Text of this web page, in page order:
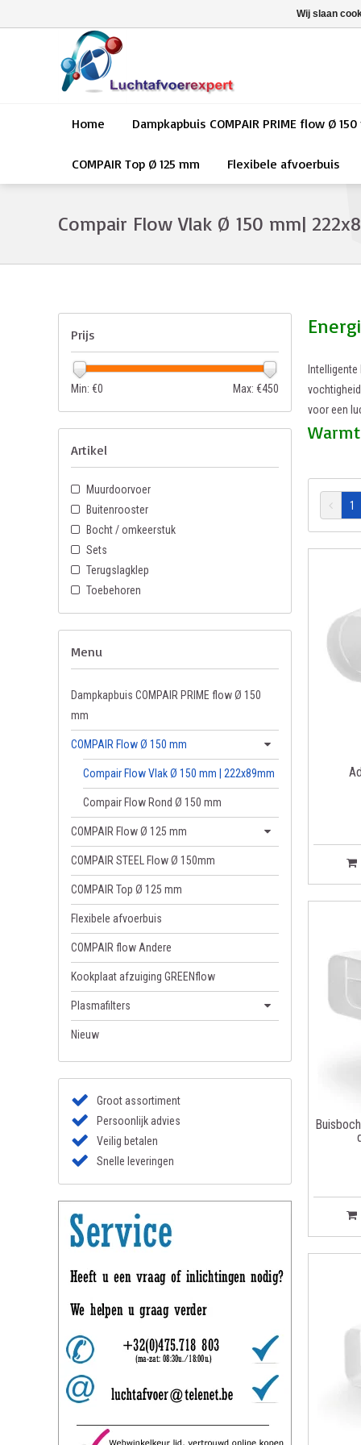
Home Dampkapbuis COMPAIR PRIME flow Ø
COMPAIR Top Ø 125 mm Flexibele afvoerbuis
Compair Flow Vlak Ø 150 mm|
voor een
niet wordt
gevolg van
geen
1
Prijs
Min: €0 Max: €450
Artikel
Muurdoorvoer
Buitenrooster
Bocht / omkeerstuk
Sets
Terugslagklep
Toebehoren
Menu
Dampkapbuis COMPAIR PRIME flow Ø 150
mm
COMPAIR Flow Ø 150 mm
Compair Flow Vlak Ø 150 mm | 222x89mm
Compair Flow Rond Ø 150 mm
COMPAIR Flow Ø 125 mm
COMPAIR STEEL Flow Ø 150mm
COMPAIR Top Ø 125 mm
Flexibele afvoerbuis
COMPAIR flow Andere
Kookplaat afzuiging GREENflow
Plasmafilters
Nieuw
Groot assortiment
Persoonlijk advies
Veilig betalen
Snelle leveringen
Wij slaan